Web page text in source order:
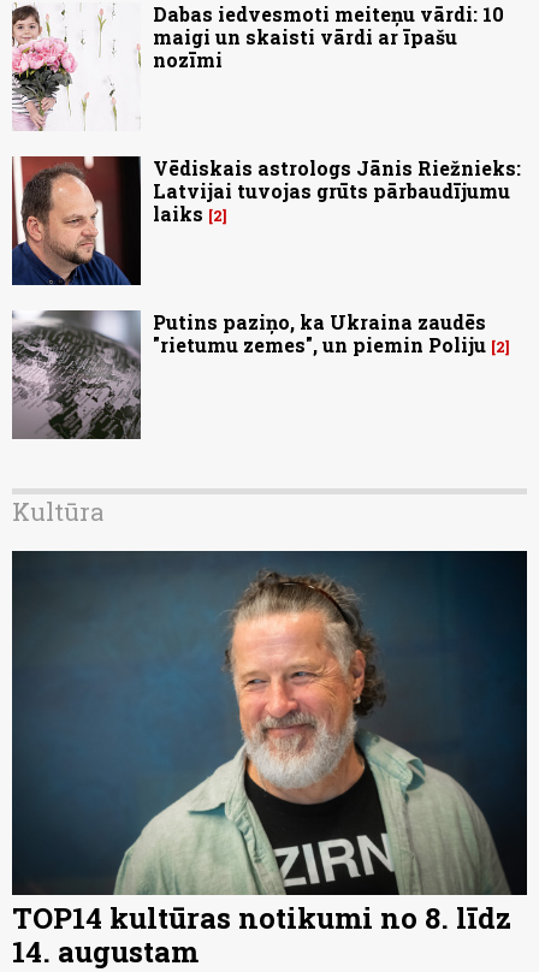
Dabas iedvesmoti meiteņu vārdi: 10
maigi un skaisti vārdi ar īpašu
nozīmi
Vēdiskais astrologs Jānis Riežnieks:
Latvijai tuvojas grūts pārbaudījumu
laiks
2
Putins paziņo, ka Ukraina zaudēs
"rietumu zemes", un piemin Poliju 2
Kultūra
TOP14 kultūras notikumi no 8. līdz
14. augustam